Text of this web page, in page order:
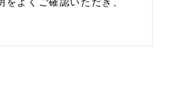
よくご確認いただき、